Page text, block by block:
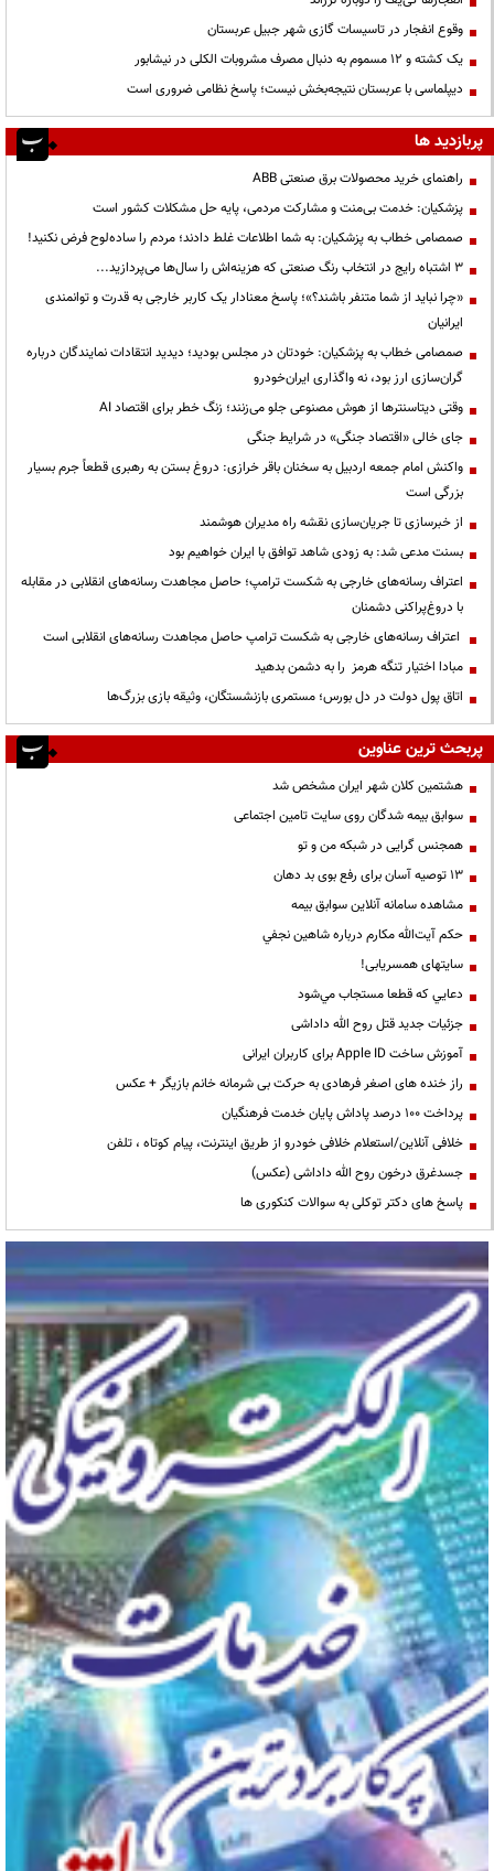
وقوع انفجار در تاسیسات گازی شهر جبیل عربستان
یک کشته و ۱۲ مسموم به دنبال مصرف مشروبات الکلی در نیشابور
دیپلماسی با عربستان نتیجه‌بخش نیست؛ پاسخ نظامی ضروری است
پربازدید ها
راهنمای خرید محصولات برق صنعتی ABB
پزشکیان: خدمت بی‌منت و مشارکت مردمی، پایه حل مشکلات کشور است
صمصامی خطاب به پزشکیان: به شما اطلاعات غلط دادند؛ مردم را ساده‌لوح فرض نکنید!
3 اشتباه رایج در انتخاب رنگ صنعتی که هزینه‌اش را سال‌ها می‌پردازید...
«چرا نباید از شما متنفر باشند؟»؛ پاسخ معنادار یک کاربر خارجی به قدرت و توانمندی
ایرانیان
صمصامی خطاب به پزشکیان: خودتان در مجلس بودید؛ دیدید انتقادات نمایندگان درباره
گران‌سازی ارز بود، نه واگذاری ایران‌خودرو
وقتی دیتاسنترها از هوش مصنوعی جلو می‌زنند؛ زنگ خطر برای اقتصاد AI
جای خالی «اقتصاد جنگی» در شرایط جنگی
واکنش امام جمعه اردبیل به سخنان باقر خرازی: دروغ بستن به رهبری قطعاً جرم بسیار
بزرگی است
از خبرسازی تا جریان‌سازی نقشه راه مدیران هوشمند
بسنت مدعی شد: به زودی شاهد توافق با ایران خواهیم بود
اعتراف رسانه‌های خارجی به شکست ترامپ؛ حاصل مجاهدت رسانه‌های انقلابی در مقابله
با دروغ‌پراکنی دشمنان
اعتراف رسانه‌های خارجی به شکست ترامپ حاصل مجاهدت رسانه‌های انقلابی است
مبادا اختیار تنگه هرمز را به دشمن بدهید
اتاق پول دولت در دل بورس؛ مستمری بازنشستگان، وثیقه بازی بزرگ‌ها
پربحث ترین عناوین
هشتمین کلان شهر ایران مشخص شد
سوابق بیمه شدگان روی سایت تامین اجتماعی
همجنس گرایی در شبکه من و تو
13 توصیه آسان برای رفع بوی بد دهان
مشاهده سامانه آنلاين سوابق بیمه
حكم آيت‌الله مكارم درباره شاهين نجفي
سایتهای همسریابی!
دعايي كه قطعا مستجاب مي‌شود
جزئیات جدید قتل روح الله داداشی
آموزش ساخت Apple ID برای کاربران ایرانی
راز خنده های اصغر فرهادی به حرکت بی شرمانه خانم بازیگر + عکس
پرداخت ۱۰۰ درصد پاداش پایان خدمت فرهنگیان
خلافی آنلاین/استعلام خلافی خودرو از طریق اینترنت، پیام کوتاه ، تلفن
جسدغرق درخون روح الله داداشی (عکس)
پاسخ های دکتر توکلی به سوالات کنکوری ها